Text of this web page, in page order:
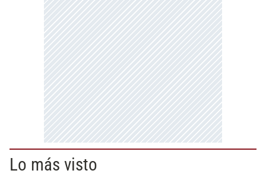
Lo más visto